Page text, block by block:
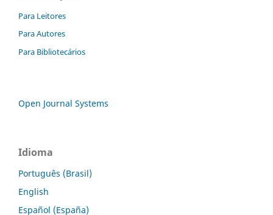
Para Leitores
Para Autores
Para Bibliotecários
Open Journal Systems
Idioma
Português (Brasil)
English
Español (España)